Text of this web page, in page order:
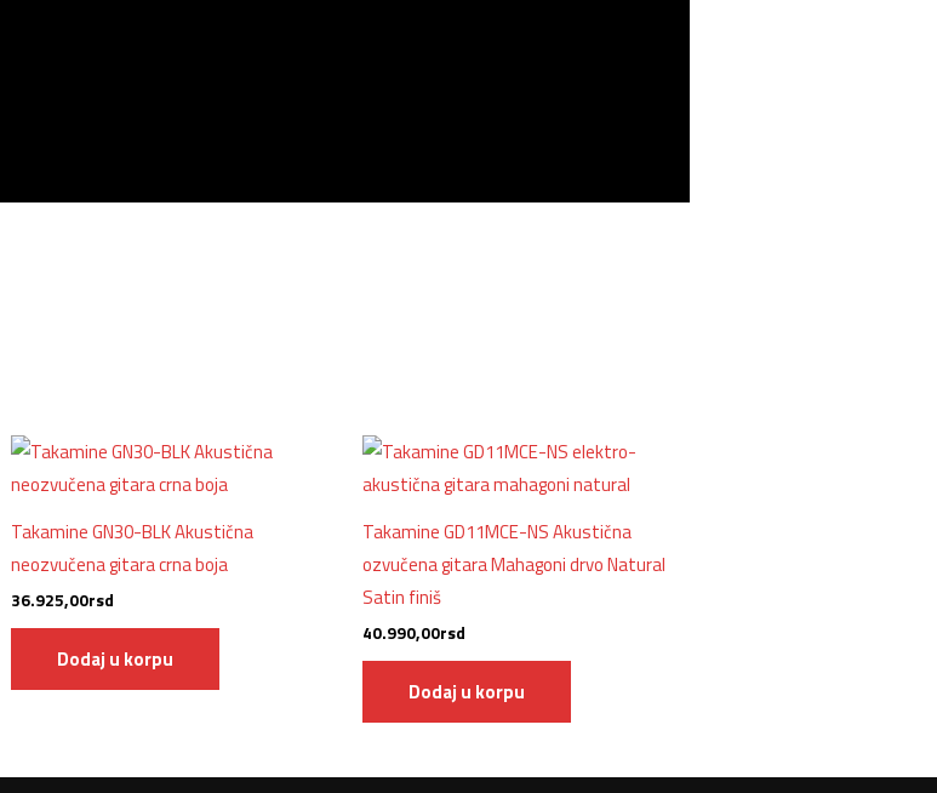
Takamine GN30-BLK Akustična
neozvučena gitara crna boja
36.925,00rsd
Dodaj u korpu
Takamine GD11MCE-NS Akustična
ozvučena gitara Mahagoni drvo Natural
Satin finiš
40.990,00rsd
Dodaj u korpu